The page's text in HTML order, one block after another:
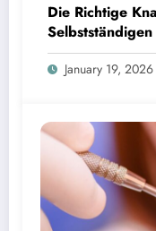
Die Richtige
Oder Privat?
January 19, 2026